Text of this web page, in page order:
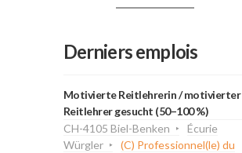
Derniers emplois
Motivierte Reitlehrerin / motivierter
Reitlehrer gesucht (50–100 %)
CH-4105 Biel-Benken
Écurie
Würgler
(C) Professionnel(le) du